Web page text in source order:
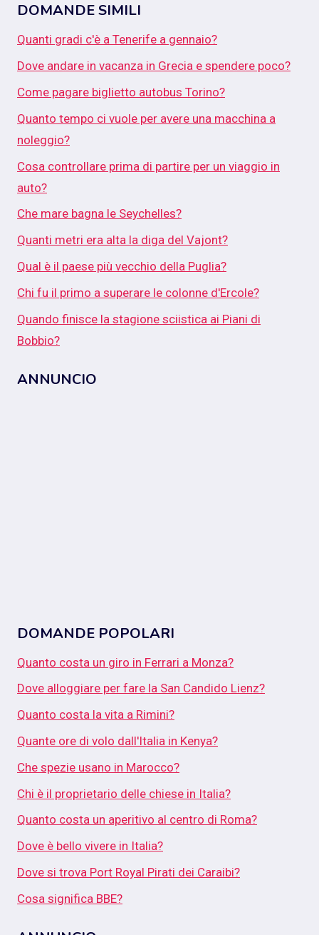
DOMANDE SIMILI
Quanti gradi c'è a Tenerife a gennaio?
Dove andare in vacanza in Grecia e spendere poco?
Come pagare biglietto autobus Torino?
Quanto tempo ci vuole per avere una macchina a
noleggio?
Cosa controllare prima di partire per un viaggio in
auto?
Che mare bagna le Seychelles?
Quanti metri era alta la diga del Vajont?
Qual è il paese più vecchio della Puglia?
Chi fu il primo a superare le colonne d'Ercole?
Quando finisce la stagione sciistica ai Piani di
Bobbio?
ANNUNCIO
DOMANDE POPOLARI
Quanto costa un giro in Ferrari a Monza?
Dove alloggiare per fare la San Candido Lienz?
Quanto costa la vita a Rimini?
Quante ore di volo dall'Italia in Kenya?
Che spezie usano in Marocco?
Chi è il proprietario delle chiese in Italia?
Quanto costa un aperitivo al centro di Roma?
Dove è bello vivere in Italia?
Dove si trova Port Royal Pirati dei Caraibi?
Cosa significa BBE?